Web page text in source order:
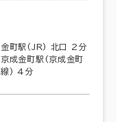
金町駅(JR) 北口 2分
京成金町駅(京成金町
線) 4分